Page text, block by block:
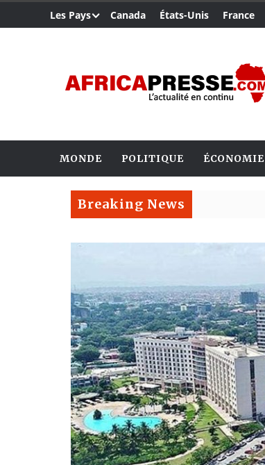
Les Pays Canada États-Unis France
MONDE POLITIQUE ÉCONOMIE
Breaking News